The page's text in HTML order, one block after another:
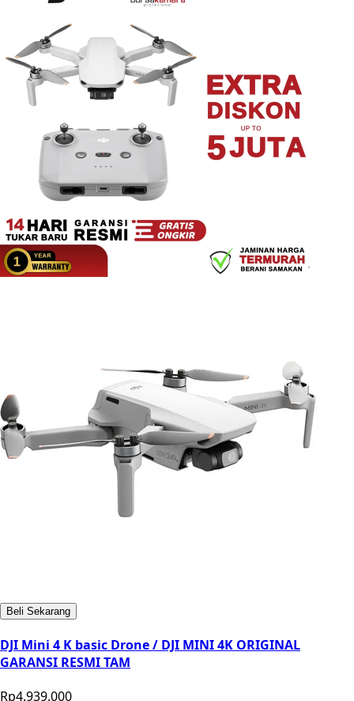
Beli Sekarang
DJI Mini 4 K basic Drone / DJI MINI 4K ORIGINAL
GARANSI RESMI TAM
Rp4.939.000